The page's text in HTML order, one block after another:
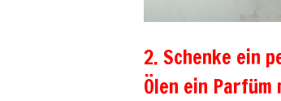
2. Schenke ein
Ölen ein Parfüm